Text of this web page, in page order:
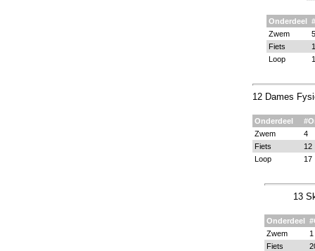
Onderdeel
Zwem
5
Fiets
Loop
12 Dames
Onderdeel
Zwem
4
Fiets
12
Loop
17
13
Onderdeel
Zwem
1
Fiets